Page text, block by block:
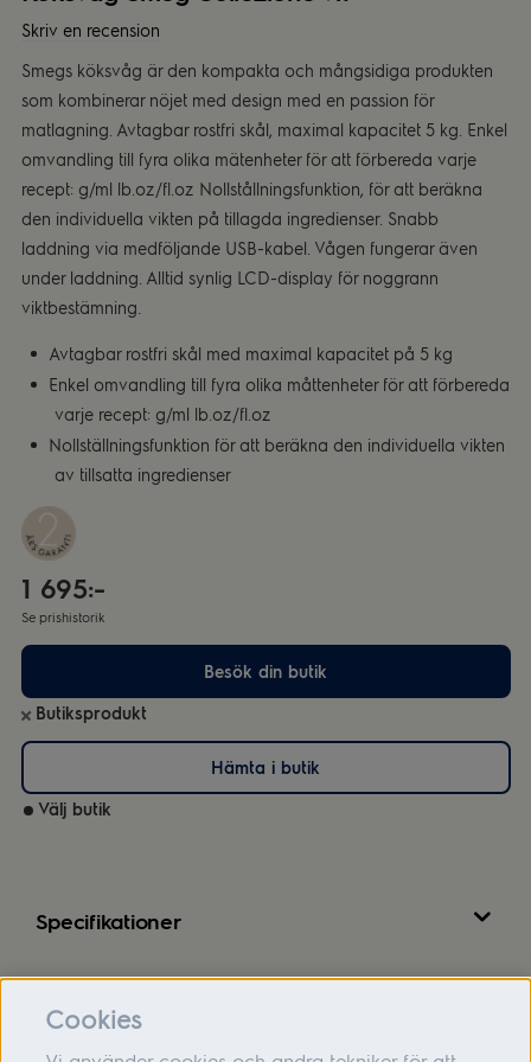
Skriv en recension
Smegs köksvåg är den kompakta och mångsidiga produkten
som kombinerar nöjet med design med en passion för
matlagning. Avtagbar rostfri skål, maximal kapacitet 5 kg. Enkel
omvandling till fyra olika mätenheter för att förbereda varje
recept: g/ml lb.oz/fl.oz Nollstållningsfunktion, för att beräkna
den individuella vikten på tillagda ingredienser. Snabb
laddning via medföljande USB-kabel. Vågen fungerar även
under laddning. Alltid synlig LCD-display för noggrann
viktbestämning.
Avtagbar rostfri skål med maximal kapacitet på 5 kg
Enkel omvandling till fyra olika måttenheter för att förbereda
varje recept: g/ml lb.oz/fl.oz
Nollställningsfunktion för att beräkna den individuella vikten
av tillsatta ingredienser
1 695:-
Se prishistorik
Besök din butik
Butiksprodukt
Hämta i butik
Välj butik
Specifikationer
Cookies